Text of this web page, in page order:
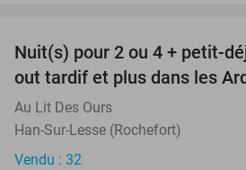
Nuit(s) pour 2 ou 4 + petit-
out tardif et plus dans les
Au Lit Des Ours
Han-Sur-Lesse (Rochefort)
Vendu : 32